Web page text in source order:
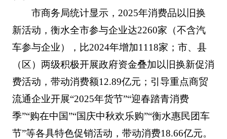
市商务局统计显示，2025年消费品以旧换
新活动，衡水全市参与企业达2260家（不含汽
车参与企业），比2024年增加1118家；市、县
（区）两级积极开展政府资金叠加以旧换新促消
费活动，带动消费额12.89亿元；引导重点商贸
流通企业开展“2025年货节”“迎春踏青消费
季”“购在中国”“国庆中秋欢乐购”“衡水惠民团车
节”等各具特色促销活动，带动消费18.66亿元。